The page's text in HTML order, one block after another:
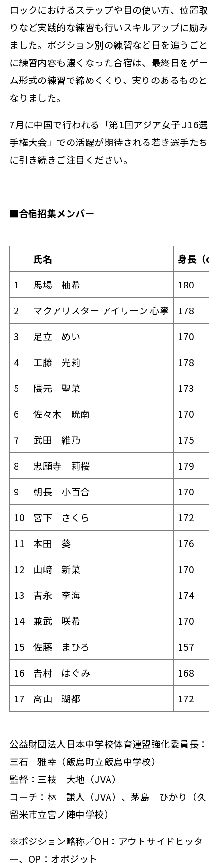
ロックにおけるステップや目の使い方、位置取
りなど実践的な練習も行いスキルアップに励み
ました。ポジション別の練習など日を追うごと
に練習内容も濃くなった合宿は、最終日をゲー
ム形式の練習で締めくくり、実りのあるものと
なりました。
7月に中国で行われる「第1回アジア女子U16選
手権大会」での活躍が期待される若き選手たち
に引き続きご注目ください。
■合宿招集メンバー
氏名
身長（
1
馬場 柚希
180
2
マクアリスター アイリーン 心寧
178
3
足立 めい
170
4
工藤 光莉
178
5
隈元 聖菜
173
6
佐々木 晄南
170
7
武田 維乃
175
8
忠願寺 莉桜
179
9
朝長 小百合
170
10
宮下 さくら
172
11
本田 葵
176
12
山﨑 新菜
170
13
吉永 李海
174
14
兼武 咲希
170
15
佐藤 まひろ
157
16
𠮷村 はぐみ
168
17
高山 瑚都 172
公益財団法人日本中学校体育連盟強化委員長：
三石 雅幸（飯島町立飯島中学校）
監督：三枝 大地（JVA）
コーチ：林 謙人（JVA）、茅島 ひかり
（久
留米市立宮ノ陣中学校）
※ポジション略称／OH：アウトサイドヒッタ
ー、OP：オポジット